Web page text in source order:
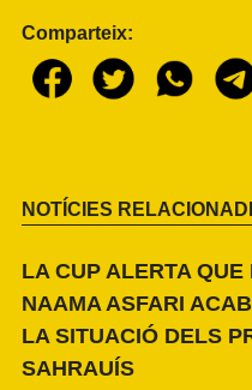
Comparteix:
NOTÍCIES
LA CUP ALERTA
NAAMA ASFARI
LA SITUACIÓ DELS
SAHRAUÍS